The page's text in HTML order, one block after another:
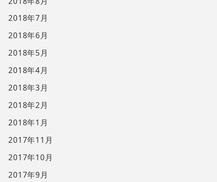
2018年7月
2018年6月
2018年5月
2018年4月
2018年3月
2018年2月
2018年1月
2017年11月
2017年10月
2017年9月